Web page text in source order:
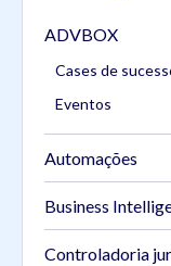
ADVBOX
Cases de
Eventos
Automações
Business
Controladoria